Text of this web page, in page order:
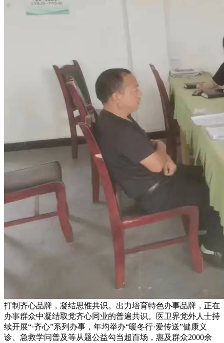
打制齐心品牌，凝结思惟共识。出力培育特色办事品牌，正在
办事群众中凝结取党齐心同业的普遍共识。医卫界党外人士持
续开展“·齐心”系列办事，年均举办“暖冬行·爱传送”健康义
诊、急救学问普及等从题公益勾当超百场，惠及群众2000余